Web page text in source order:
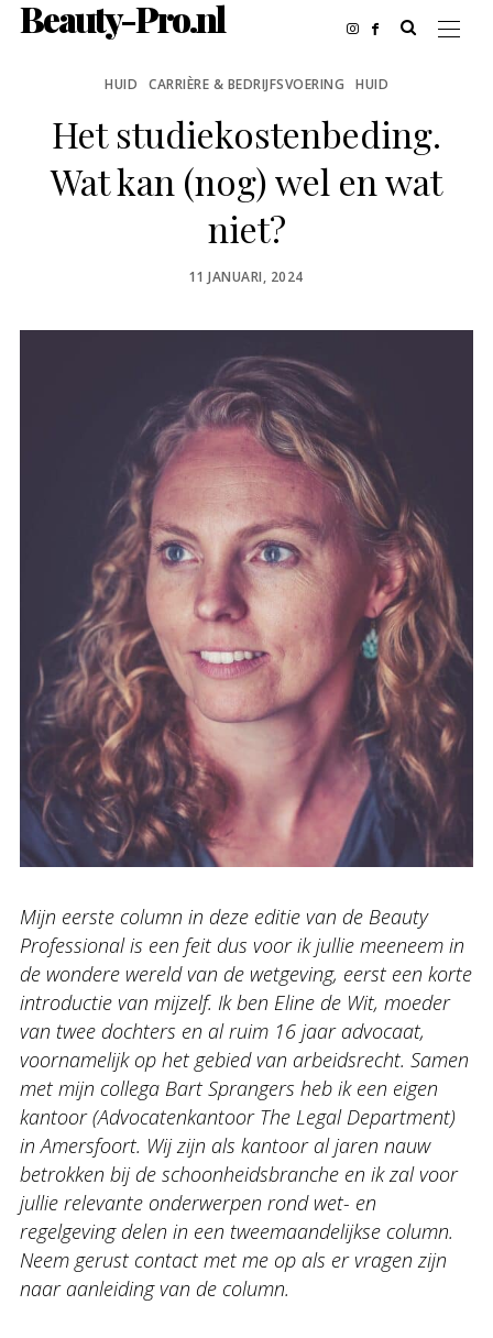
Beauty-Pro.nl
HUID CARRIÈRE & BEDRIJFSVOERING HUID
Het studiekostenbeding.
Wat kan (nog) wel en wat
niet?
POSTED
11 JANUARI, 2024
Mijn eerste column in deze editie van de Beauty
Professional is een feit dus voor ik jullie meeneem in
de wondere wereld van de wetgeving, eerst een korte
introductie van mijzelf. Ik ben Eline de Wit, moeder
van twee dochters en al ruim 16 jaar advocaat,
voornamelijk op het gebied van arbeidsrecht. Samen
met mijn collega Bart Sprangers heb ik een eigen
kantoor (Advocatenkantoor The Legal Department)
in Amersfoort. Wij zijn als kantoor al jaren nauw
betrokken bij de schoonheidsbranche en ik zal voor
jullie relevante onderwerpen rond wet- en
regelgeving delen in een tweemaandelijkse column.
Neem gerust contact met me op als er vragen zijn
naar aanleiding van de column.